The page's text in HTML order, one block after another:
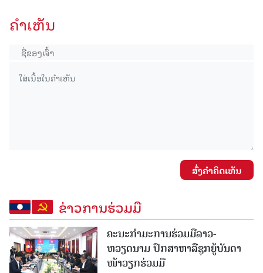
ຄໍາເຫັນ
ສົ່ງຄໍາຄິດເຫັນ
ຂ່າວການຮ່ວມມື
ຄະນະກໍາມະການຮ່ວມມືລາວ-
ຫວຽດນາມ ປຶກສາຫາລືຊຸກຍູ້ບັນດາ
ໜ້າວຽກຮ່ວມມື